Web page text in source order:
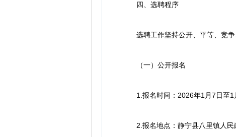
四、选聘程序
选聘工作坚持公开、平等、竞争
（一）公开报名
1.报名时间：2026年1月7日至1
2.报名地点：静宁县八里镇人民